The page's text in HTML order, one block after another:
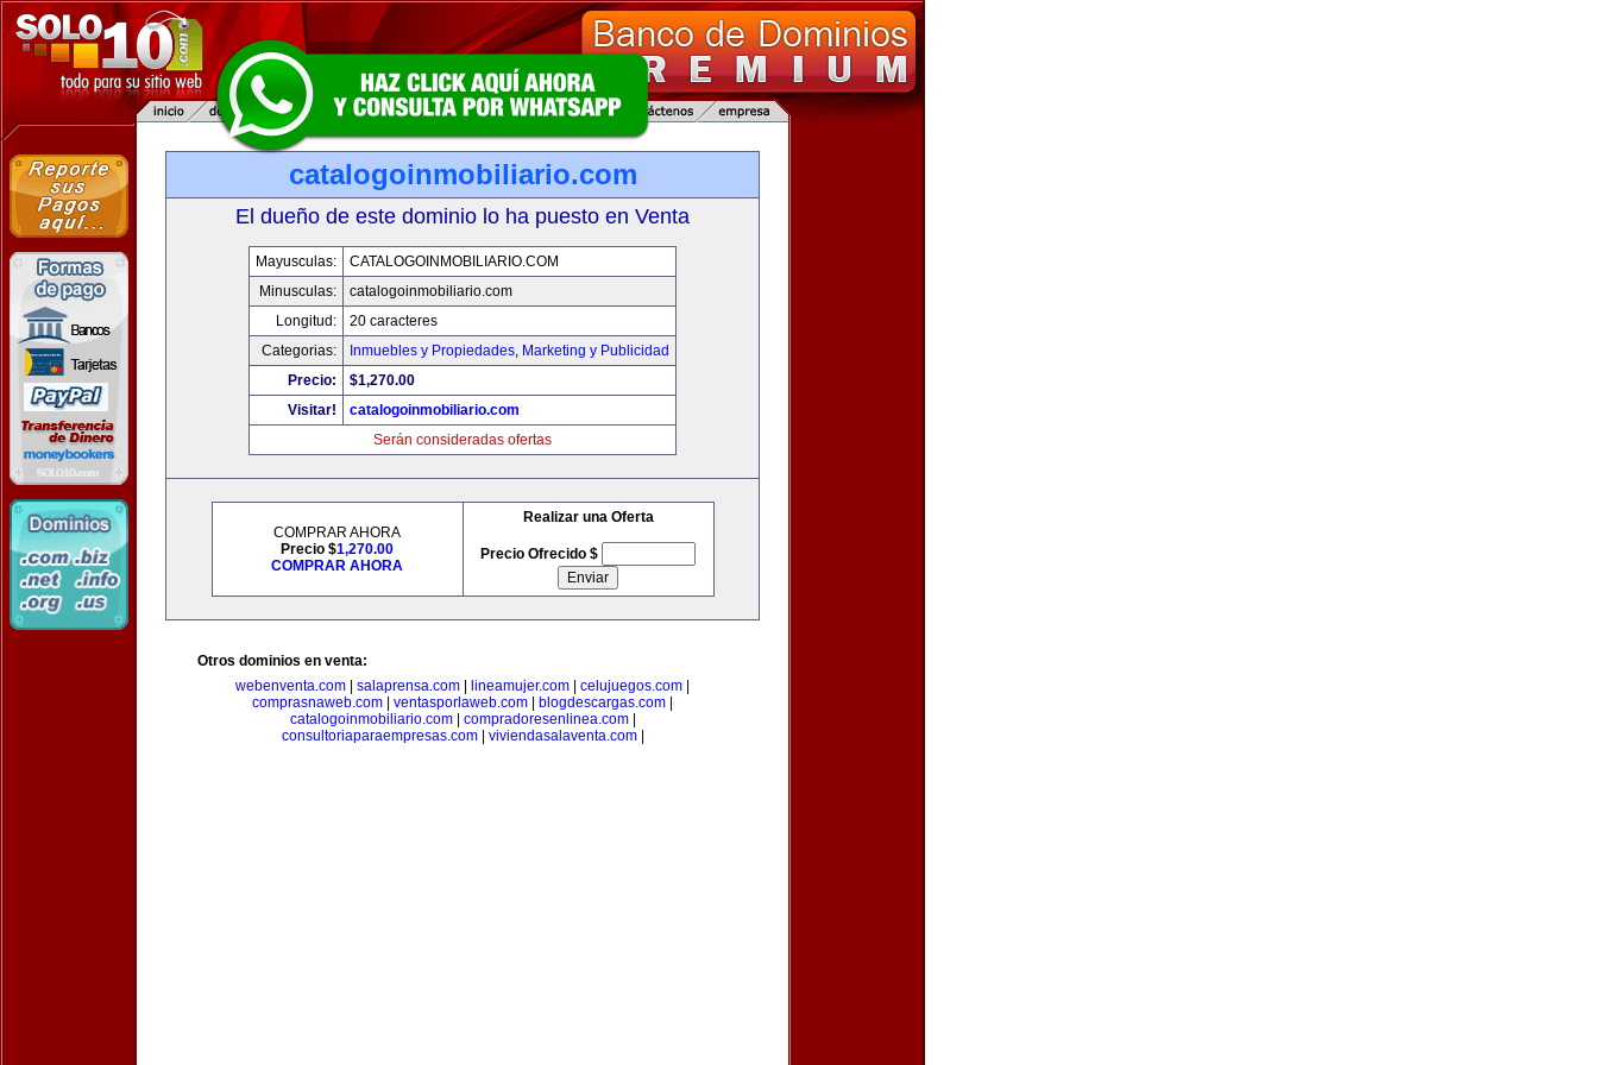
catalogoinmobiliario.com
El dueño de este dominio lo ha puesto en Venta
Mayusculas:
CATALOGOINMOBILIARIO.COM
Minusculas:
catalogoinmobiliario.com
Longitud:
20 caracteres
Categorias:
Inmuebles y Propiedades, Marketing y Publicidad
Precio:
$1,270.00
Visitar!
catalogoinmobiliario.com
Serán consideradas ofertas
COMPRAR AHORA
Precio $1,270.00
COMPRAR AHORA
Realizar una Oferta
Precio Ofrecido $
Otros dominios en venta:
webenventa.com
salaprensa.com lineamujer.com celujuegos.com
comprasnaweb.com
ventasporlaweb.com blogdescargas.com
catalogoinmobiliario.com| compradoresenlinea.com|
consultoriaparaempresas.com| viviendasalaventa.com|